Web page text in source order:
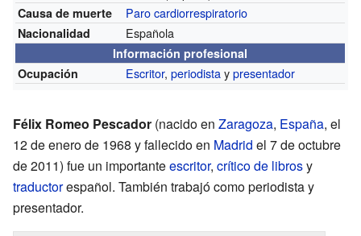
Causa de muerte Paro cardiorrespiratorio
Nacionalidad Española
Información profesional
Ocupación
Escritor,periodistaypresentador
Félix Romeo Pescador (nacido en Zaragoza, España, el
12 de enero de 1968 y fallecido en Madrid el 7 de octubre
de 2011) fue un importanteescritor, crítico de librosy
traductorespañol. También trabajó como periodista y
presentador.